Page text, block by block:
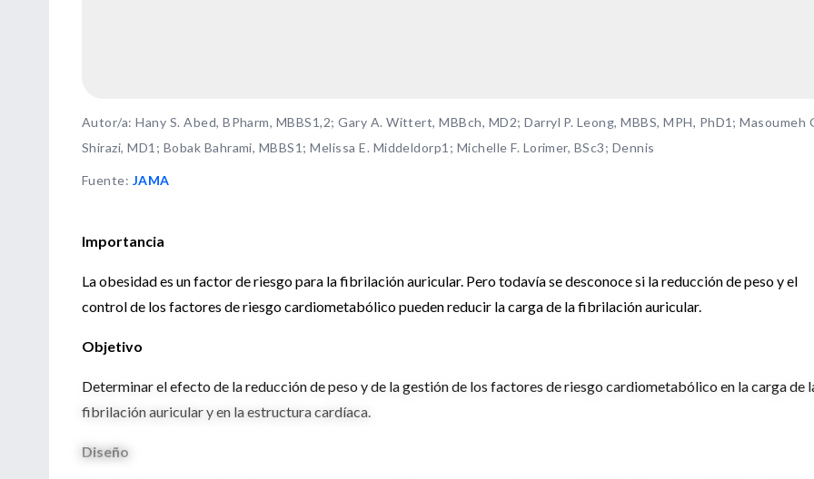
Autor/a: Hany S. Abed, BPharm, MBBS1,2; Gary A. Wittert, MBBch, MD2; Darryl P. Leong, MBBS, MPH, PhD1; Masoumeh
Shirazi, MD1; Bobak Bahrami, MBBS1; Melissa E. Middeldorp1; Michelle F. Lorimer, BSc3; Dennis
Fuente: JAMA
Importancia
La obesidad es un factor de riesgo para la fibrilación auricular. Pero todavía se desconoce si la reducción de peso y el
control de los factores de riesgo cardiometabólico pueden reducir la carga de la fibrilación auricular.
Objetivo
Determinar el efecto de la reducción de peso y de la gestión de los factores de riesgo cardiometabólico en la carga de
fibrilación auricular y en la estructura cardíaca.
Diseño